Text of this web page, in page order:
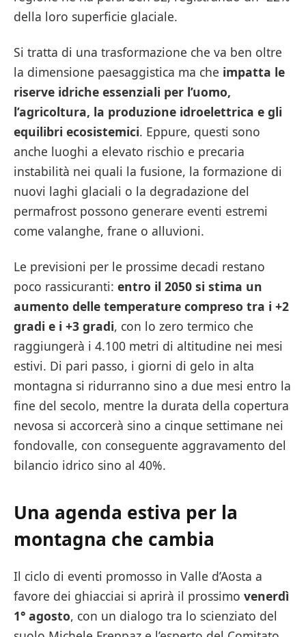
della loro superficie glaciale.
Si tratta di una trasformazione che va ben oltre
la dimensione paesaggistica ma che impatta le
riserve idriche essenziali per l’uomo,
l’agricoltura, la produzione idroelettrica e gli
equilibri ecosistemici. Eppure, questi sono
anche luoghi a elevato rischio e precaria
instabilità nei quali la fusione, la formazione di
nuovi laghi glaciali o la degradazione del
permafrost possono generare eventi estremi
come valanghe, frane o alluvioni.
Le previsioni per le prossime decadi restano
poco rassicuranti: entro il 2050 si stima un
aumento delle temperature compreso tra i +2
gradi e i +3 gradi, con lo zero termico che
raggiungerà i 4.100 metri di altitudine nei mesi
estivi. Di pari passo, i giorni di gelo in alta
montagna si ridurranno sino a due mesi entro la
fine del secolo, mentre la durata della copertura
nevosa si accorcerà sino a cinque settimane nei
fondovalle, con conseguente aggravamento del
bilancio idrico sino al 40%.
Una agenda estiva per la
montagna che cambia
Il ciclo di eventi promosso in Valle d’Aosta a
favore dei ghiacciai si aprirà il prossimo venerdì
1° agosto, con un dialogo tra lo scienziato del